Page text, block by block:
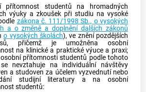
přítomnost studentů na hromadných
výuky a zkoušek při studiu na vysoké
zákona č. 111/1998 Sb., o vysokých
a o změně a doplnění dalších zákonů
o vysokých školách), ve znění pozdějších
přičemž je umožněna osobní
na klinické a praktické výuce a praxi;
přítomnosti studentů podle tohoto
nevztahuje na individuální návštěvy
a studoven za účelem vyzvednutí nebo
studijní literatury a na osobní
studentů: